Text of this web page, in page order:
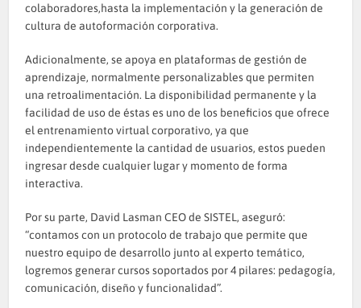
colaboradores,hasta la implementación y la generación de
cultura de autoformación corporativa.
Adicionalmente, se apoya en plataformas de gestión de
aprendizaje, normalmente personalizables que permiten
una retroalimentación. La disponibilidad permanente y la
facilidad de uso de éstas es uno de los beneficios que ofrece
el entrenamiento virtual corporativo, ya que
independientemente la cantidad de usuarios, estos pueden
ingresar desde cualquier lugar y momento de forma
interactiva.
Por su parte, David Lasman CEO de SISTEL, aseguró:
“contamos con un protocolo de trabajo que permite que
nuestro equipo de desarrollo junto al experto temático,
logremos generar cursos soportados por 4 pilares: pedagogía,
comunicación, diseño y funcionalidad”.